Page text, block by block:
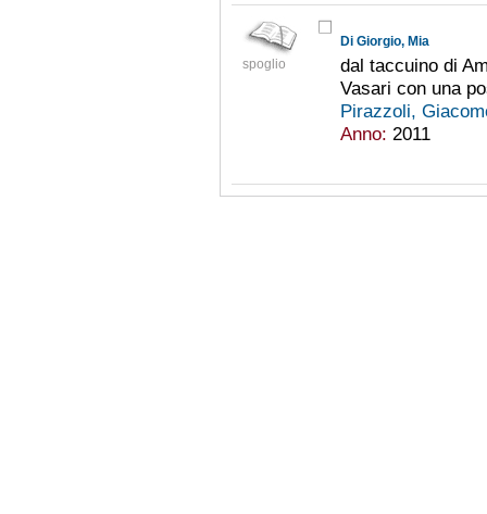
spoglio
Di Giorgio, Mia
dal taccuino di
Vasari con una
Pirazzoli,
Anno: 2011